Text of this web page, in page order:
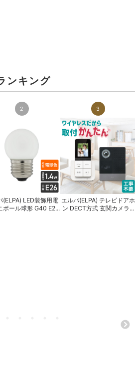
ンキング
2
(ELPA) LED装飾用電
ボール球形 G40 E2...
3
エルパ(ELPA) テレビドアホ
ン DECT方式 玄関カメラ...